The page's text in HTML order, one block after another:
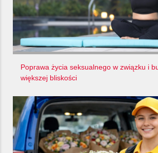
Poprawa życia seksualnego w związku i
większej bliskości